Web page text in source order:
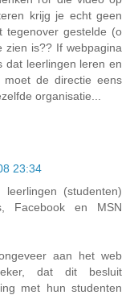
krijg je echt geen
tegenover gestelde (o
zien is?? If webpagina
dat leerlingen leren en
moet de directie eens
organisatie...
23:34
(studenten)
Facebook en MSN
aan het web
dat dit besluit
met hun studenten